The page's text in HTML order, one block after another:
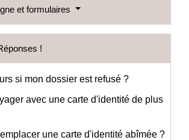
et formulaires
!
si mon dossier est refusé ?
avec une carte d'identité de plus
une carte d'identité abîmée ?